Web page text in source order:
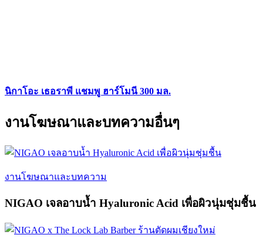
นิกาโอะ เธอราพี แชมพู ฮาร์โมนี 300 มล.
งานโฆษณาและบทความอื่นๆ
งานโฆษณาและบทความ
NIGAO เจลอาบน้ำ Hyaluronic Acid เพื่อผิวนุ่มชุ่มชื้น